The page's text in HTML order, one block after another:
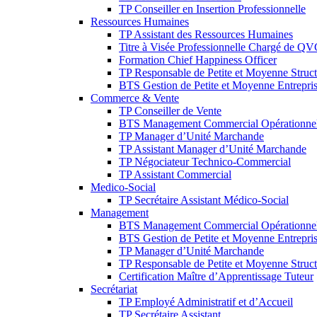
TP Conseiller en Insertion Professionnelle
Ressources Humaines
TP Assistant des Ressources Humaines
Titre à Visée Professionnelle Chargé de
Formation Chief Happiness Officer
TP Responsable de Petite et Moyenne
BTS Gestion de Petite et Moyenne
Commerce & Vente
TP Conseiller de Vente
BTS Management Commercial
TP Manager d’Unité Marchande
TP Assistant Manager d’Unité Marchande
TP Négociateur Technico-Commercial
TP Assistant Commercial
Medico-Social
TP Secrétaire Assistant Médico-Social
Management
BTS Management Commercial
BTS Gestion de Petite et Moyenne
TP Manager d’Unité Marchande
TP Responsable de Petite et Moyenne
Certification Maître d’Apprentissage Tuteur
Secrétariat
TP Employé Administratif et d’Accueil
TP Secrétaire Assistant